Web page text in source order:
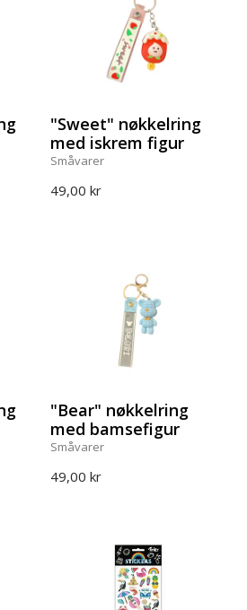
"Sweet" nøkkelring
med iskrem figur
Småvarer
49,00 kr
"Bear" nøkkelring
med bamsefigur
Småvarer
49,00 kr